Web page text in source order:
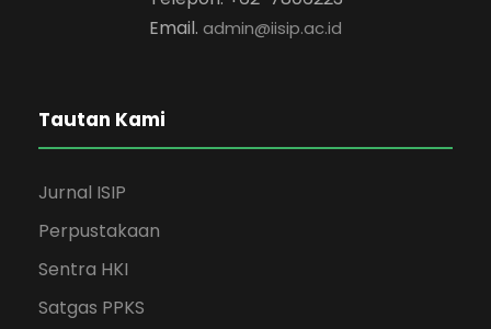
Email. admin@iisip.ac.id
Tautan Kami
Jurnal ISIP
Perpustakaan
Sentra HKI
Satgas PPKS